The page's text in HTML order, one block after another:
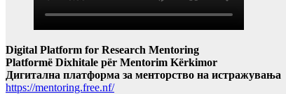
Digital Platform for Research Mentoring
Platformë Dixhitale për Mentorim Kërkimor
Дигитална платформа за менторство на истражувања
https://mentoring.free.nf/